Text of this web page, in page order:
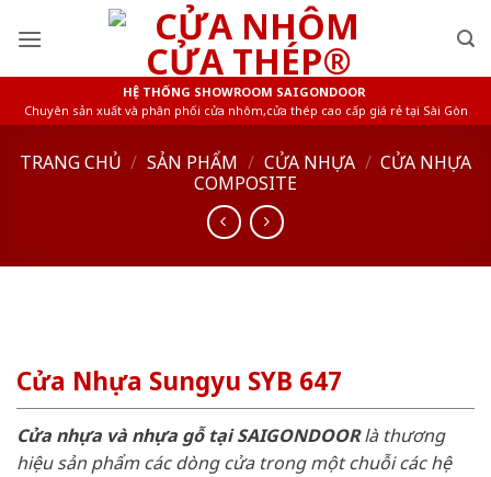
HỆ THỐNG SHOWROOM SAIGONDOOR
Chuyên sản xuất và phân phối cửa nhôm,cửa thép cao cấp giá rẻ tại Sài Gòn
TRANG CHỦ / SẢN PHẨM / CỬA NHỰA / CỬA NHỰA
COMPOSITE
Cửa Nhựa Sungyu SYB 647
Cửa nhựa và nhựa gỗ tại SAIGONDOORlà thương
hiệu sản phẩm các dòng cửa trong một chuỗi các hệ